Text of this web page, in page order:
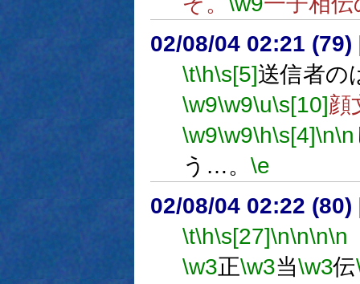
02/08/04 02:21 (79)
\t\h\s[5]送信者の
\w9\w9\u\s[10]顔
\w9\w9\h\s[4]\n\n
う…。 \e
02/08/04 02:22 (80)
\t\h\s[27]\n\n\n\n
\w3正\w3当\w3伝